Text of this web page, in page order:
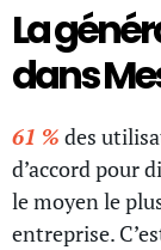
La
dans
61 % des
d’accord pour
le moyen le
entreprise.